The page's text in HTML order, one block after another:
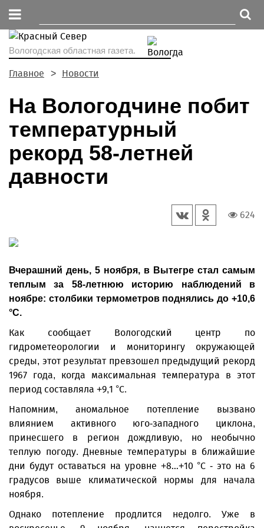
Вологодская областная газета.
Главное Новости
На Вологодчине побит
температурный
рекорд 58-летней
давности
624
Вчерашний день, 5 ноября, в Вытегре стал самым
теплым за 58-летнюю историю наблюдений в
ноябре: столбики термометров поднялись до +10,6
°C.
Как сообщает Вологодский центр по
гидрометеорологии и мониторингу окружающей
среды, этот результат превзошел предыдущий рекорд
1967 года, когда максимальная температура в этот
период составляла +9,1 °C.
Напомним, аномальное потепление вызвано
влиянием активного юго-западного циклона,
принесшего в регион дождливую, но необычно
теплую погоду. Дневные температуры в ближайшие
дни будут оставаться на уровне +8…+10 °C - это на 6
градусов выше климатической нормы для начала
ноября.
Однако потепление продлится недолго. Уже в